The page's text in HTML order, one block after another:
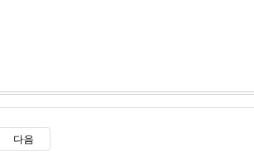
다음